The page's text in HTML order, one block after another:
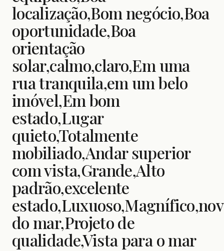
localização,Bom negócio,Boa
oportunidade,Boa
orientação
solar,calmo,claro,Em uma
rua tranquila,em um belo
imóvel,Em bom
estado,Lugar
quieto,Totalmente
mobiliado,Andar superior
com vista,Grande,Alto
padrão,excelente
do mar,Projeto de
qualidade,Vista para o mar